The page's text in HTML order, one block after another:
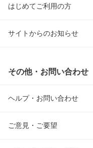
はじめてご利用の方
サイトからのお知らせ
その他・お問い合わせ
ヘルプ・お問い合わせ
ご意見・ご要望